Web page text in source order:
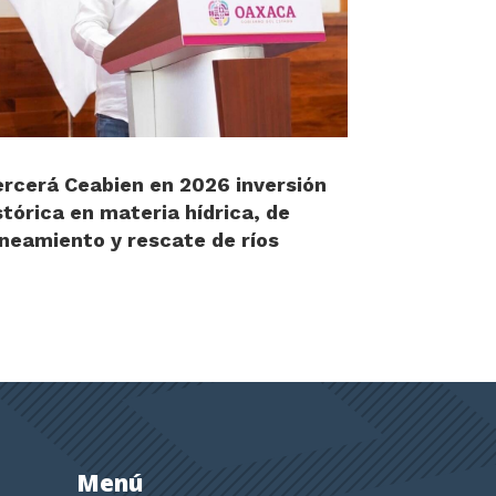
Ceabien en 2026 inversión
en materia hídrica, de
y rescate de ríos
Menú